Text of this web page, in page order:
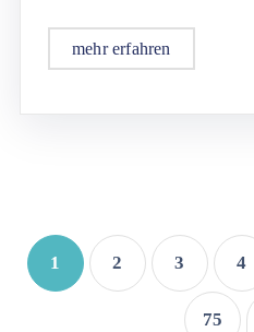
mehr erfahren
1 2 3 4
75